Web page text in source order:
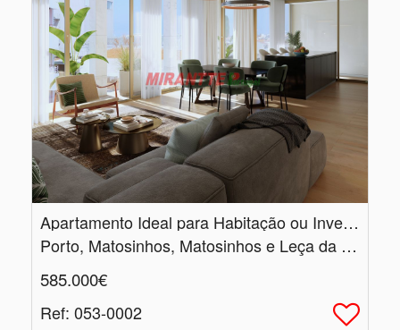
Apartamento Ideal para Habitação ou Investimento
Porto, Matosinhos, Matosinhos e Leça da Palmeira
585.000€
Ref: 053-0002